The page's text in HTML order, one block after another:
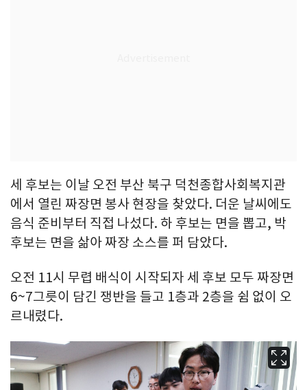
세 후보는 이날 오전 부산 북구 덕천종합사회복지관
에서 열린 짜장면 봉사 현장을 찾았다. 더운 날씨에도
음식 준비부터 직접 나섰다. 하 후보는 면을 뽑고, 박
후보는 면을 삶아 짜장 소스를 퍼 담았다.
오전 11시 무렵 배식이 시작되자 세 후보 모두 짜장면
6~7그릇이 담긴 쟁반을 들고 1층과 2층을 쉼 없이 오
르내렸다.